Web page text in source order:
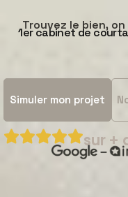
Trouvez le bien,
1er cabinet de
Simuler mon projet
sur +